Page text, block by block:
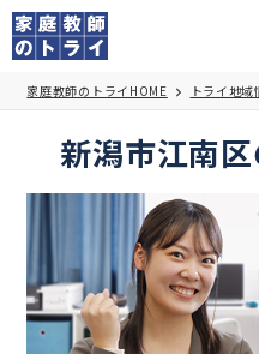
家庭教師のトライHOME トライ地域
新潟市江南